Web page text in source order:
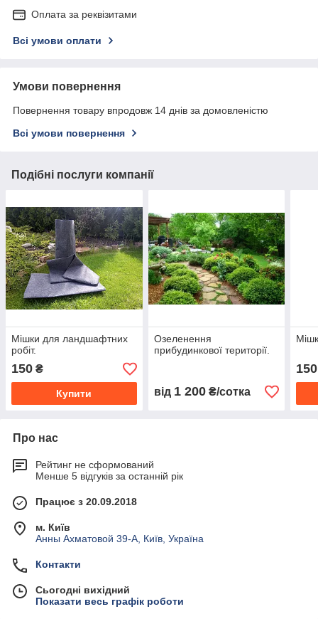
Оплата за реквізитами
Всі умови оплати
Умови повернення
Повернення товару впродовж 14 днів за домовленістю
Всі умови повернення
Подібні послуги компанії
Мішки для ландшафтних
робіт.
150 ₴
Купити
Озеленення
прибудинкової території.
від 1 200₴/сотка
150
Про нас
Рейтинг не сформований
Менше 5 відгуків за останній рік
Працює з 20.09.2018
м. Київ
Анны Ахматовой 39-А, Київ, Україна
Контакти
Сьогодні вихідний
Показати весь графік роботи